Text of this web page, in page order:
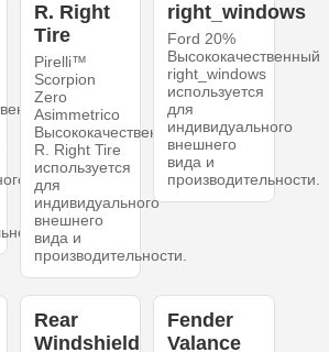
R. Right
Tire
Pirelli™
Scorpion
Zero
Asimmetrico
Высококачественный
R. Right Tire
используется
для
индивидуального
внешнего
вида и
производительности.
right_windows
Ford 20%
Высококачественный
right_windows
используется
для
индивидуального
внешнего
вида и
производительности.
Rear
Windshield
Fender
Valance